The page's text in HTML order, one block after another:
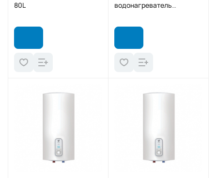
80L
водонагреватель